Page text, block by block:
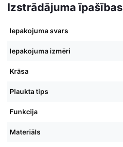
Izstrādājuma īpašības
Iepakojuma svars
Iepakojuma izmēri
Krāsa
Plaukta tips
Funkcija
Materiāls